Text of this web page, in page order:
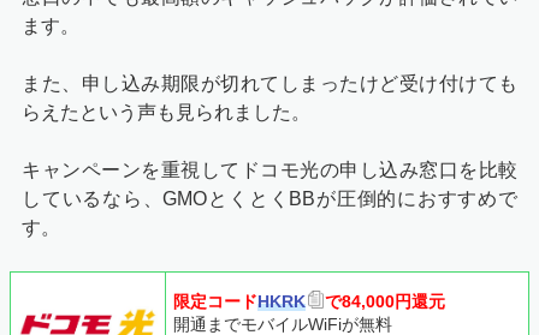
ます。
また、申し込み期限が切れてしまったけど受け付けても
らえたという声も見られました。
キャンペーンを重視してドコモ光の申し込み窓口を比較
しているなら、GMOとくとくBBが圧倒的におすすめで
す。
限定コードHKRK
で84,000円還元
開通までモバイルWiFiが無料